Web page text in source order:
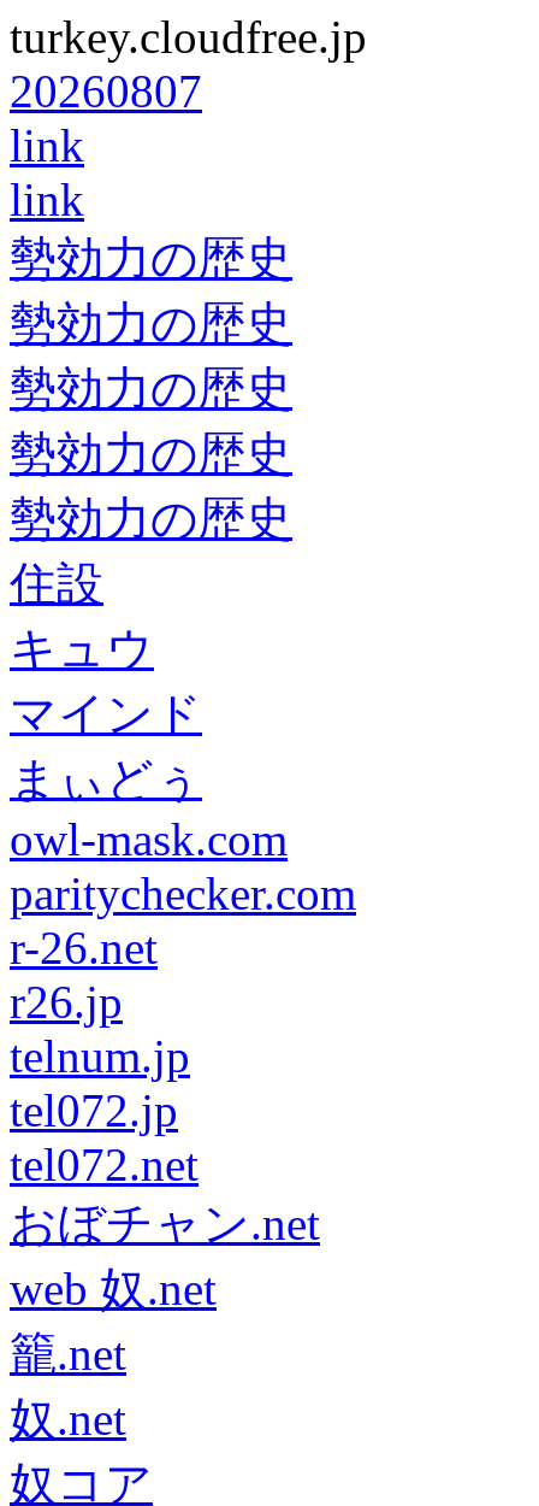
turkey.cloudfree.jp
20260807
link
link
勢効力の歴史
勢効力の歴史
勢効力の歴史
勢効力の歴史
勢効力の歴史
住設
キュウ
マインド
まぃどぅ
owl-mask.com
paritychecker.com
r-26.net
r26.jp
telnum.jp
tel072.jp
tel072.net
おぼチャン.net
web 奴.net
籠.net
奴.net
奴コア